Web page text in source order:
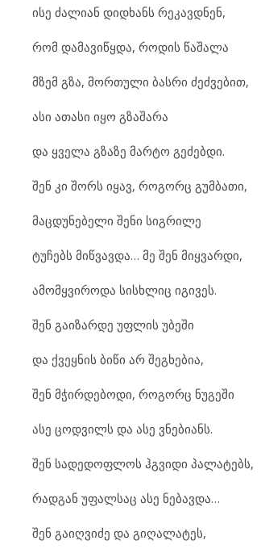
ისე ძალიან დიდხანს რეკავდნენ,
რომ დამავიწყდა, როდის წაშალა
მზემ გზა, მორთული ბასრი ძეძვებით,
ასი ათასი იყო გზაშარა
და ყველა გზაზე მარტო გეძებდი.
შენ კი შორს იყავ, როგორც გუმბათი,
მაცდუნებელი შენი სიგრილე
ტუჩებს მიწვავდა… მე შენ მიყვარდი,
ამომყვიროდა სისხლიც იგივეს.
შენ გაიზარდე უფლის უბეში
და ქვეყნის ბიწი არ შეგხებია,
შენ მჭირდებოდი, როგორც ნუგეში
ასე ცოდვილს და ასე ვნებიანს.
შენ სადედოფლოს ჰგვიდი პალატებს,
რადგან უფალსაც ასე ნებავდა…
შენ გაიღვიძე და გიღალატეს,